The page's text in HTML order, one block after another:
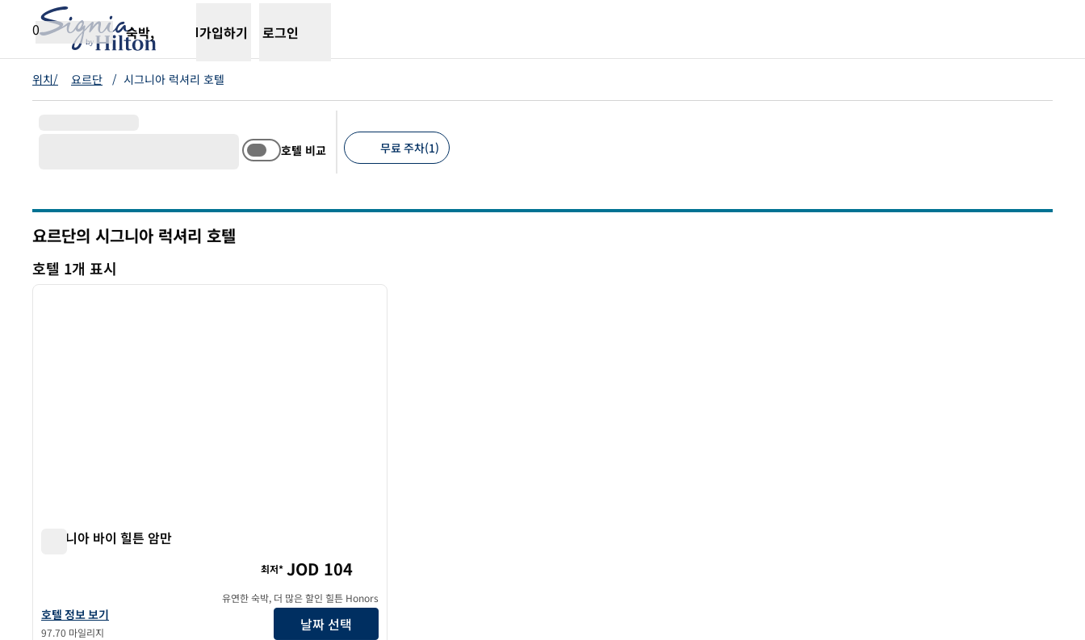
콘텐츠로 이동
0
숙박, 가입하기 로그인
위치/ 요르단 / 시그니아 럭셔리 호텔
호텔 비교 무료 주차(1)
요르단의 시그니아 럭셔리 호텔
호텔 1개 표시
호텔 1개 표시
1/12
다음 이미지
시그니아 바이 힐튼 암만
시그니아 바이 힐튼 암만 호텔 정보 보기
호텔 정보 보기
97.70 마일리지
최저* JOD 104
유연한 숙박, 더 많은 할인 힐튼 Honors
날짜 선택